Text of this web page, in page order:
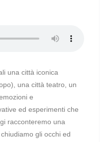
una città iconica
una città teatro, un
e
ed esperimenti che
racconteremo una
gli occhi ed